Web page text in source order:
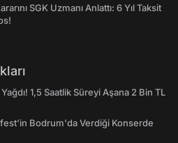
SGK Uzmanı Anlattı: 6 Yıl Taksit
1,5 Saatlik Süreyi Aşana 2 Bin TL
Bodrum'da Verdiği Konserde